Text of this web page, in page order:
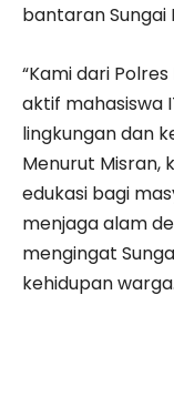
bantaran Sungai
“Kami dari
aktif mahasiswa
lingkungan dan
Menurut Misran,
edukasi bagi
menjaga alam
mengingat
kehidupan